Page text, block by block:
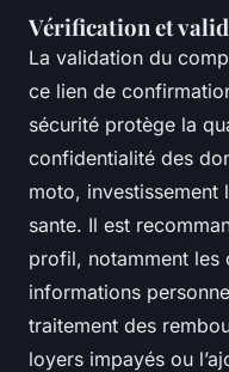
Vérification et
La validation du
ce lien de
sécurité protège la
confidentialité des
moto, investissement
sante. Il est
profil, notamment les
informations
traitement des
loyers impayés ou